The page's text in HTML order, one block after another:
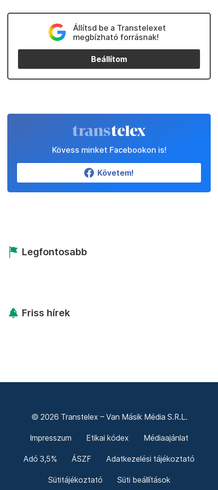
Állítsd be a Transtelexet
megbízható forrásnak!
Beállítom
Kövess minket Facebookon is!
Követem!
Legfontosabb
Friss hírek
© 2026 Transtelex – Van Másik Média S.R.L.
Impresszum Etikai kódex Médiaajánlat
Adó 3,5% ÁSZF Adatkezelési tájékoztató
Sütitájékoztató Süti beállítások